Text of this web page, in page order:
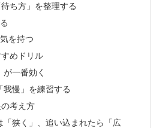
ち方」を整理する
を持つ
めドリル
が一番効く
我慢」を練習する
考え方
「狭く」、追い込まれたら「広